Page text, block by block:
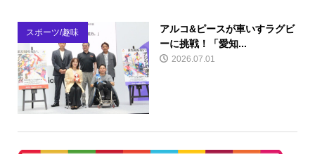
スポーツ/趣味
アルコ&ピースが車いすラグビ
ーに挑戦！「愛知...
2026.07.01